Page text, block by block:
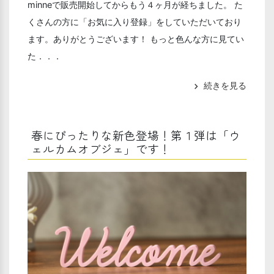
minneで販売開始してからもう４ヶ月が経ちました。 た
くさんの方に「お気に入り登録」をしていただいており
ます。ありがとうございます！ もっと色んな方に見てい
た．．．
chevron_right 続きを見る
春にぴったりな新色登場！第１弾は「ウ
ェルカムオブジェ」です！